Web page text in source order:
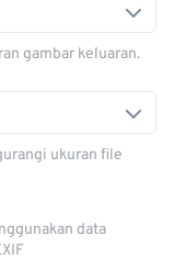
gambar keluaran.
ukuran file
data